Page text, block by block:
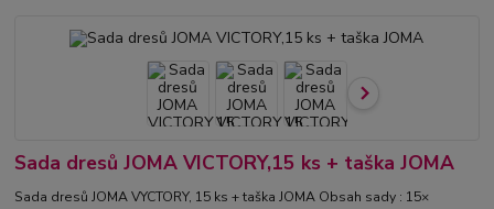
Sada dresů JOMA VICTORY,15 ks + taška JOMA
Sada dresů JOMA VYCTORY, 15 ks + taška JOMA Obsah sady : 15×